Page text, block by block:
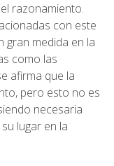
razonamiento.
con este
gran medida en la
como las
afirma que la
pero esto no es
necesaria
lugar en la